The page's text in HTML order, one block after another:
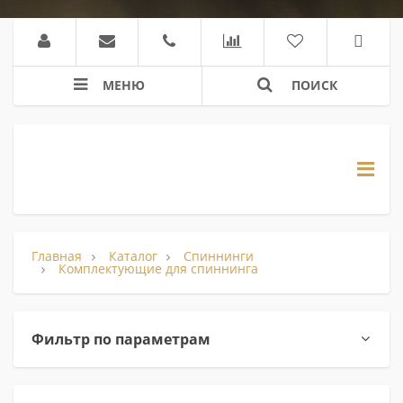
МЕНЮ ПОИСК
Главная Каталог Спиннинги
Комплектующие для спиннинга
Фильтр по параметрам